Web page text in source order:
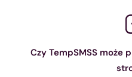
Czy TempSMSS może